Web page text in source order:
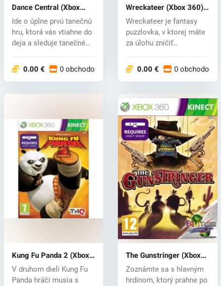
Dance Central (Xbox
360) key
Ide o úplne prvú tanečnú
hru, ktorá vás vtiahne do
deja a sleduje tanečné
0.00 € 0 obchodoch
Wreckateer (Xbox 360)
key
Wreckateer je fantasy
puzzlovka, v ktorej máte
za úlohu zničiť
0.00 € 0 obchodoch
Kung Fu Panda 2 (Xbox
360) key
V druhom dieli Kung Fu
Panda hráči musia s
The Gunstringer (Xbox
360) key
Zoznámte sa s hlavným
hrdinom, ktorý prahne po